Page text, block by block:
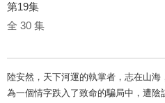
第19集
全 30 集
陸安然，天下河運的執掌者，志在山
為一個情字跌入了致命的騙局中，遭